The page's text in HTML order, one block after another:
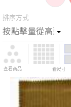
排序方式
查看商品 看尺寸